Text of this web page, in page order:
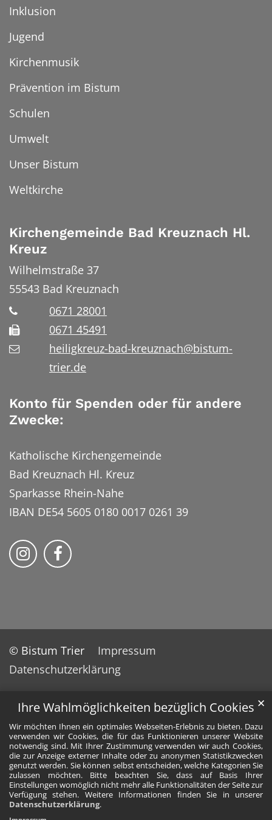
Ihre Wahlmöglichkeiten bezüglich Cookies
Wir möchten Ihnen ein optimales Webseiten-Erlebnis zu bieten. Dazu
verwenden wir Cookies, die für das Funktionieren unserer Website
notwendig sind. Mit Ihrer Zustimmung verwenden wir auch Cookies,
die zur Anzeige externer Inhalte oder zu anonymen Statistikzwecken
genutzt werden. Sie können selbst entscheiden, welche Kategorien Sie
zulassen möchten. Bitte beachten Sie, dass auf Basis Ihrer
Einstellungen womöglich nicht mehr alle Funktionalitäten der Seite zur
Verfügung stehen. Weitere Informationen finden Sie in unserer
Datenschutzerklärung.
✕
Inklusion
Jugend
Kirchenmusik
Prävention im Bistum
Schulen
Umwelt
Unser Bistum
Weltkirche
Kirchengemeinde Bad Kreuznach Hl.
Kreuz
Wilhelmstraße 37
55543 Bad Kreuznach
0671 28001
0671 45491
heiligkreuz-bad-kreuznach@bistum-
trier.de
Konto für Spenden oder für andere
Zwecke:
Katholische Kirchengemeinde
Bad Kreuznach Hl. Kreuz
Sparkasse Rhein-Nahe
IBAN DE54 5605 0180 0017 0261 39
Bistum Trier auf Instragram
Bistum Trier auf Facebook
© Bistum Trier
Impressum
Datenschutzerklärung